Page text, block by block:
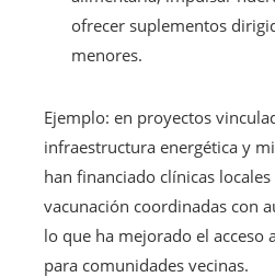
ofrecer suplementos
menores.
Ejemplo: en proyectos
infraestructura energética y
han financiado clínicas
vacunación coordinadas con
lo que ha mejorado el acceso
para comunidades vecinas.